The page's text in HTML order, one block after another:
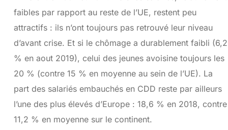
faibles par rapport au reste de l’UE, restent peu
attractifs : ils n’ont toujours pas retrouvé leur niveau
d’avant crise. Et si le chômage a durablement faibli (6,2
% en aout 2019), celui des jeunes avoisine toujours les
20 % (contre 15 % en moyenne au sein de l’UE). La
part des salariés embauchés en CDD reste par ailleurs
l’une des plus élevés d’Europe : 18,6 % en 2018, contre
11,2 % en moyenne sur le continent.